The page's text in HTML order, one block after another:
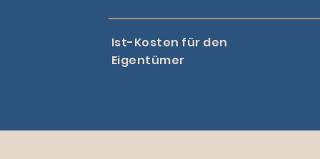
Ist-Kosten für den
Eigentümer